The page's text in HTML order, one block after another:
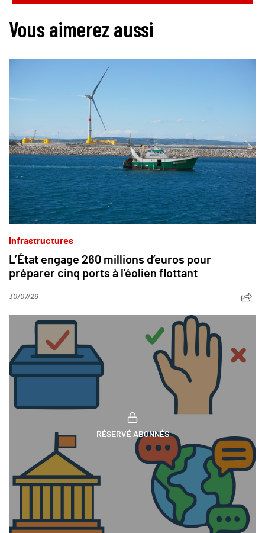
Vous aimerez aussi
Infrastructures
L’État engage 260 millions d’euros pour
préparer cinq ports à l’éolien flottant
30/07/26
RÉSERVÉ ABONNÉS